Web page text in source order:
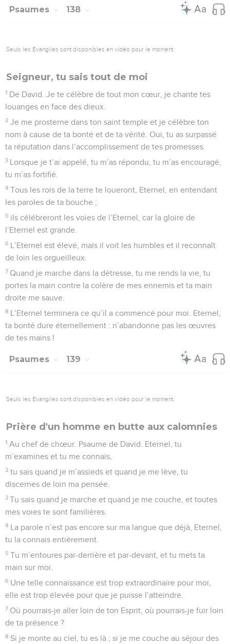
Seuls les Évangiles sont disponibles en vidéo pour le moment.
1 Sur les bords des fleuves de Babylone, nous étions assis et
2 Nous avions suspendu nos harpes aux saules du voisinage.
3 Là, ceux qui nous avaient déportés nous demandaient des
chants, nos oppresseurs nous demandaient de la joie :
« Chantez-nous quelques-uns des chants de Sion ! »
4 Comment chanterions-nous les chants de l’Eternel sur une
terre étrangère ?
5 Si je t’oublie, Jérusalem, que ma main droite m’oublie !
6
souviens plus de toi, si je ne place pas Jérusalem au-dessus
de toutes mes joies !
7 Eternel, souviens-toi des Edomites ! Le jour de la prise de
Jérusalem, ils disaient : « Rasez-la, rasez-la jusqu’aux
fondations ! »
8 Toi, ville de Babylone, tu seras dévastée. Heureux celui qui
te rendra le mal que tu nous as fait !
9 Heureux celui qui prendra tes enfants pour les écraser
contre un rocher !
Psaumes 138
Seuls les Évangiles sont disponibles en vidéo pour le moment.
nom à cause de ta bonté et de ta vérité. Oui, tu as surpassé
ta réputation dans l’accomplissement de tes promesses.
3 Lorsque je t’ai appelé, tu m’as répondu, tu m’as encouragé,
tu m’as fortifié.
4 Tous les rois de la terre te loueront, Eternel, en entendant
les paroles de ta bouche ;
5 ils célébreront les voies de l’Eternel, car la gloire de
l’Eternel est grande.
6
L’Eternel est élevé, mais il voit les humbles et il reconnaît
de loin les orgueilleux.
7 Quand je marche dans la détresse, tu me rends la vie, tu
portes la main contre la colère de mes ennemis et ta main
droite me sauve.
8 L’Eternel terminera ce qu’il a commencé pour moi. Eternel,
ta bonté dure éternellement : n’abandonne pas les œuvres